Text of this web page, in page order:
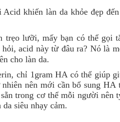
khiến làn da khỏe đẹp
trẹo lưỡi, mấy bạn có thể
acid này từ đâu ra? Nó là
cho làn da.
chỉ 1gram HA có thể giúp
nên mới cần bổ sung HA
trong cơ thể mỗi người
siêu nhạy cảm.